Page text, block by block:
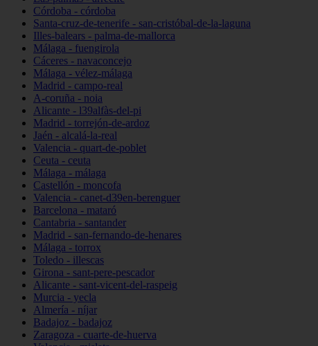
Córdoba - córdoba
Santa-cruz-de-tenerife - san-cristóbal-de-la-laguna
Illes-balears - palma-de-mallorca
Málaga - fuengirola
Cáceres - navaconcejo
Málaga - vélez-málaga
Madrid - campo-real
A-coruña - noia
Alicante - l39alfàs-del-pi
Madrid - torrejón-de-ardoz
Jaén - alcalá-la-real
Valencia - quart-de-poblet
Ceuta - ceuta
Málaga - málaga
Castellón - moncofa
Valencia - canet-d39en-berenguer
Barcelona - mataró
Cantabria - santander
Madrid - san-fernando-de-henares
Málaga - torrox
Toledo - illescas
Girona - sant-pere-pescador
Alicante - sant-vicent-del-raspeig
Murcia - yecla
Almería - níjar
Badajoz - badajoz
Zaragoza - cuarte-de-huerva